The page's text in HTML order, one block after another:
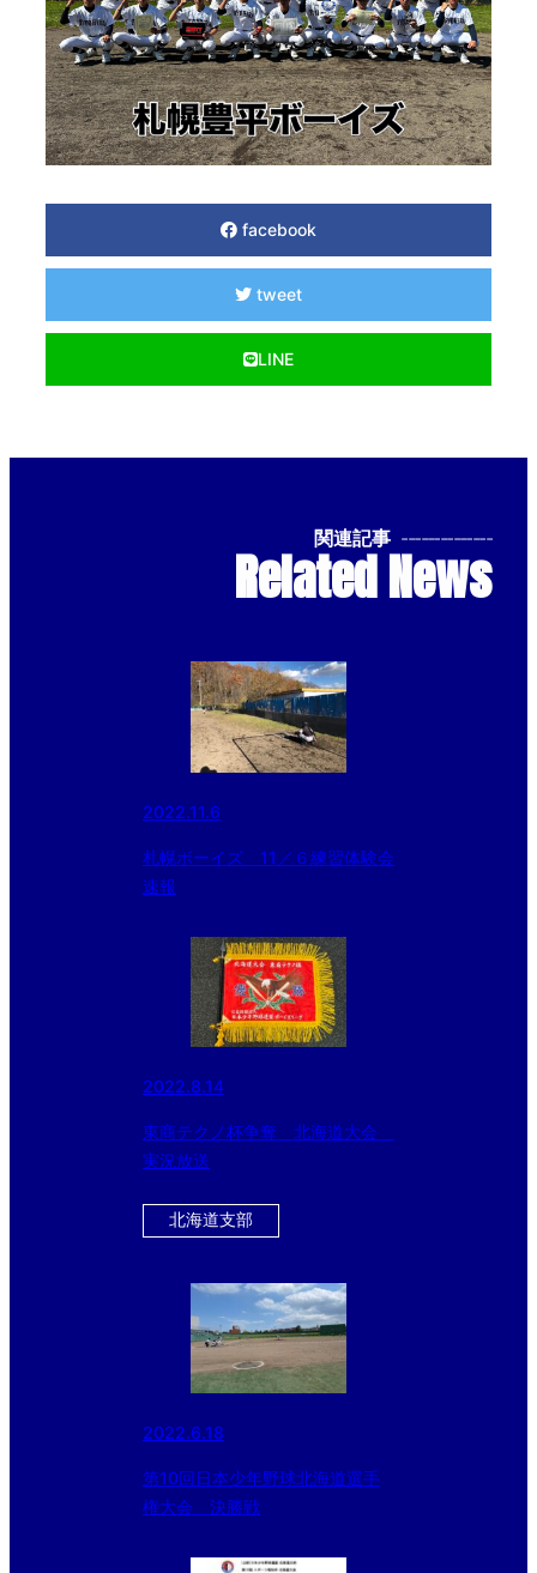
facebook
tweet
LINE
関連記事 --------------
Related News
2022.11.6
札幌ボーイズ 11／６練習体験会
速報
2022.8.14
東商テクノ杯争奪 北海道大会
実況放送
北海道支部
2022.6.18
第10回日本少年野球北海道選手
権大会 決勝戦